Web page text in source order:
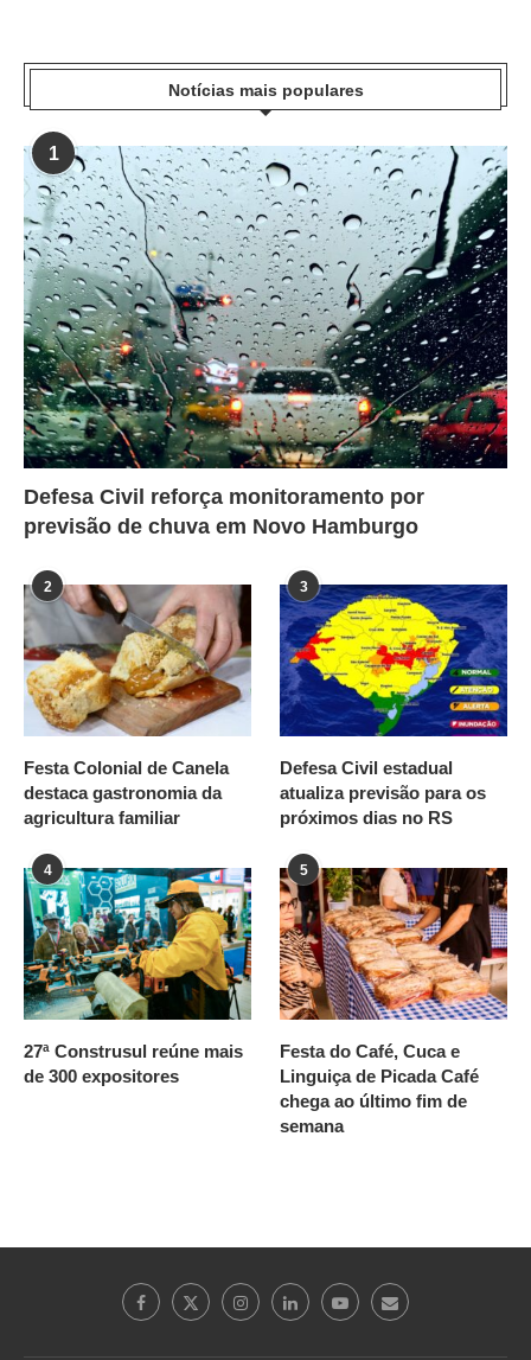
Notícias mais populares
1
Defesa Civil reforça monitoramento por
previsão de chuva em Novo Hamburgo
2
Festa Colonial de Canela
destaca gastronomia da
agricultura familiar
3
Defesa Civil estadual
atualiza previsão para os
próximos dias no RS
4
27ª Construsul reúne mais
de 300 expositores
5
Festa do Café, Cuca e
Linguiça de Picada Café
chega ao último fim de
semana